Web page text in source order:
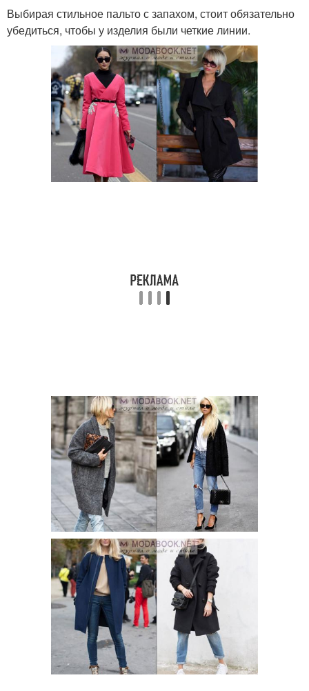
Выбирая стильное пальто с запахом, стоит обязательно
убедиться, чтобы у изделия были четкие линии.